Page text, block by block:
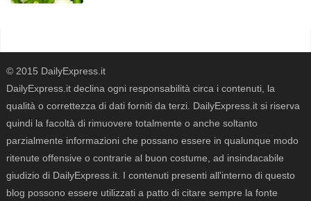
© 2015 DailyExpress.it
DailyExpress.it declina ogni responsabilità circa i contenuti, la
qualità o correttezza di dati forniti da terzi. DailyExpress.it si riserva
quindi la facoltà di rimuovere totalmente o anche soltanto
parzialmente informazioni che possano essere in qualunque modo
ritenute offensive o contrarie al buon costume, ad insindacabile
giudizio di DailyExpress.it. I contenuti presenti all'interno di questo
blog possono essere utilizzati a patto di citare sempre la fonte